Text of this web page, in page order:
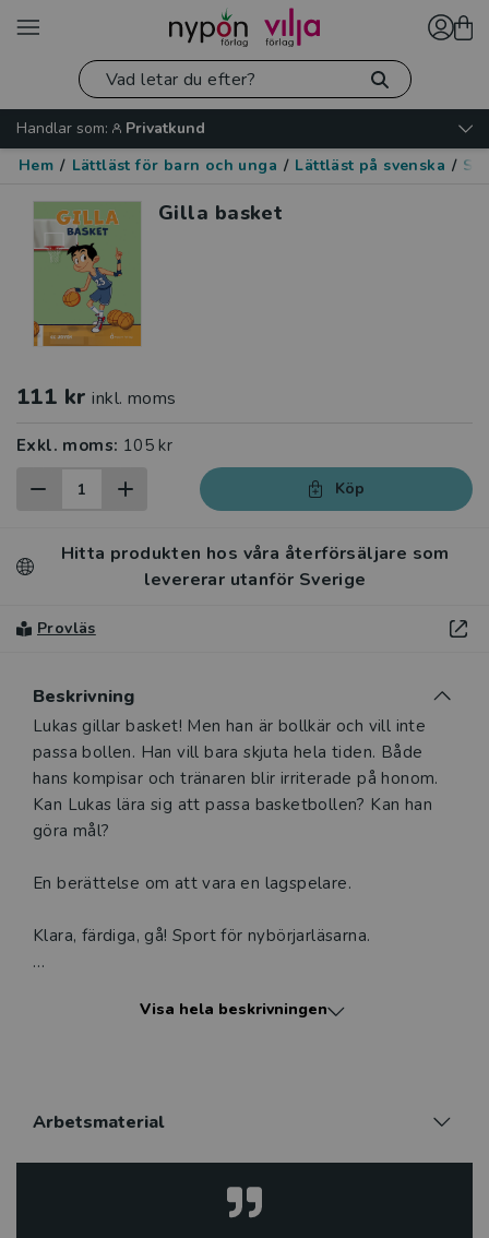
Handlar som:
Privatkund
Hem / Lättläst för barn och unga / Lättläst på svenska /
Gilla basket
111 kr inkl. moms
Exkl. moms: 105 kr
Köp
Hitta produkten hos våra återförsäljare som
levererar utanför Sverige
Provläs
Beskrivning
Beskrivning
Lukas gillar basket! Men han är bollkär och vill inte
passa bollen. Han vill bara skjuta hela tiden. Både
hans kompisar och tränaren blir irriterade på honom.
Kan Lukas lära sig att passa basketbollen? Kan han
göra mål?
En berättelse om att vara en lagspelare.
Klara, färdiga, gå! Sport för nybörjarläsarna.
vinnande kombination för nybörjarläsarna. Serien Gilla
som är nya inför svenska språket.
Visa hela beskrivningen
Arbetsmaterial